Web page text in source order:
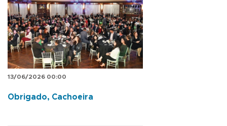
13/06/2026 00:00
Obrigado, Cachoeira